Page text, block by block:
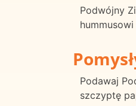
Podwójny
Podawaj
szczyptę